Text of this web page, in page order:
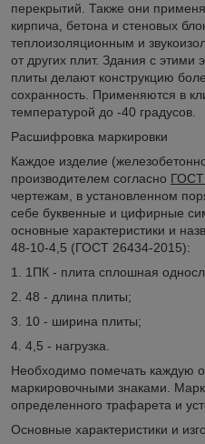
перекрытий. Также они
кирпича, бетона и стеновых
теплоизоляционным и
от других плит. Здания с
плиты делают конструкцию
сохранность. Применяются в
температурой до -40 градусов.
Расшифровка маркировки
Каждое изделие
производителем согласно ГОСТ
чертежам, в установленном
себе буквенные и цифирные
основные характеристики и
48-10-4,5 (ГОСТ 26434-2015):
1. 1ПК - плита сплошная
2. 48 - длина плиты;
3. 10 - ширина плиты;
4. 4,5 - нагрузка.
Необходимо помечать каждую
маркировочными знаками.
определенного трафарета и
Основные характеристики и